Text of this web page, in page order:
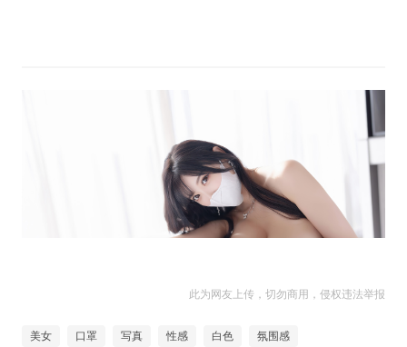
此为网友上传，切勿商用，侵权违法举报
美女 口罩 写真 性感 白色 氛围感